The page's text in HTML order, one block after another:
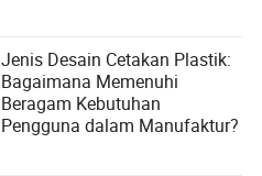
Jenis Desain Cetakan Plastik:
Bagaimana Memenuhi
Beragam Kebutuhan
Pengguna dalam Manufaktur?